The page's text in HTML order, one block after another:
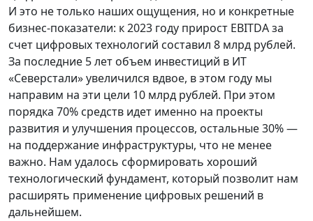
И это не только наших ощущения, но и конкретные
бизнес-показатели: к 2023 году прирост EBITDA за
счет цифровых технологий составил 8 млрд рублей.
За последние 5 лет объем инвестиций в ИТ
«Северстали» увеличился вдвое, в этом году мы
направим на эти цели 10 млрд рублей. При этом
порядка 70% средств идет именно на проекты
развития и улучшения процессов, остальные 30% —
на поддержание инфраструктуры, что не менее
важно. Нам удалось сформировать хороший
технологический фундамент, который позволит нам
расширять применение цифровых решений в
дальнейшем.